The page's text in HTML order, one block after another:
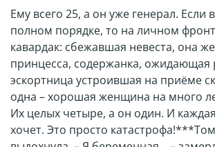
Ему всего 25, а он уже генерал. Если
полном порядке, то на личном
кавардак: сбежавшая невеста, она
принцесса, содержанка, ожидающая
эскортница устроившая на приёме
одна – хорошая женщина на много
Их целых четыре, а он один. И
хочет. Это просто